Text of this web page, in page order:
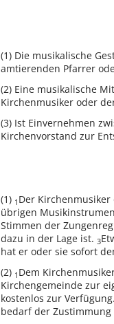
(1) Die musikalische
amtierenden Pfarrer
(2) Eine musikalische
Kirchenmusiker oder
(3) Ist Einvernehmen
Kirchenvorstand zur
(1) 1 Der
übrigen
Stimmen der
dazu in der Lage ist.3
hat er oder sie sofort
(2) 1 Dem
Kirchengemeinde zur
kostenlos zur Verfügung.
bedarf der